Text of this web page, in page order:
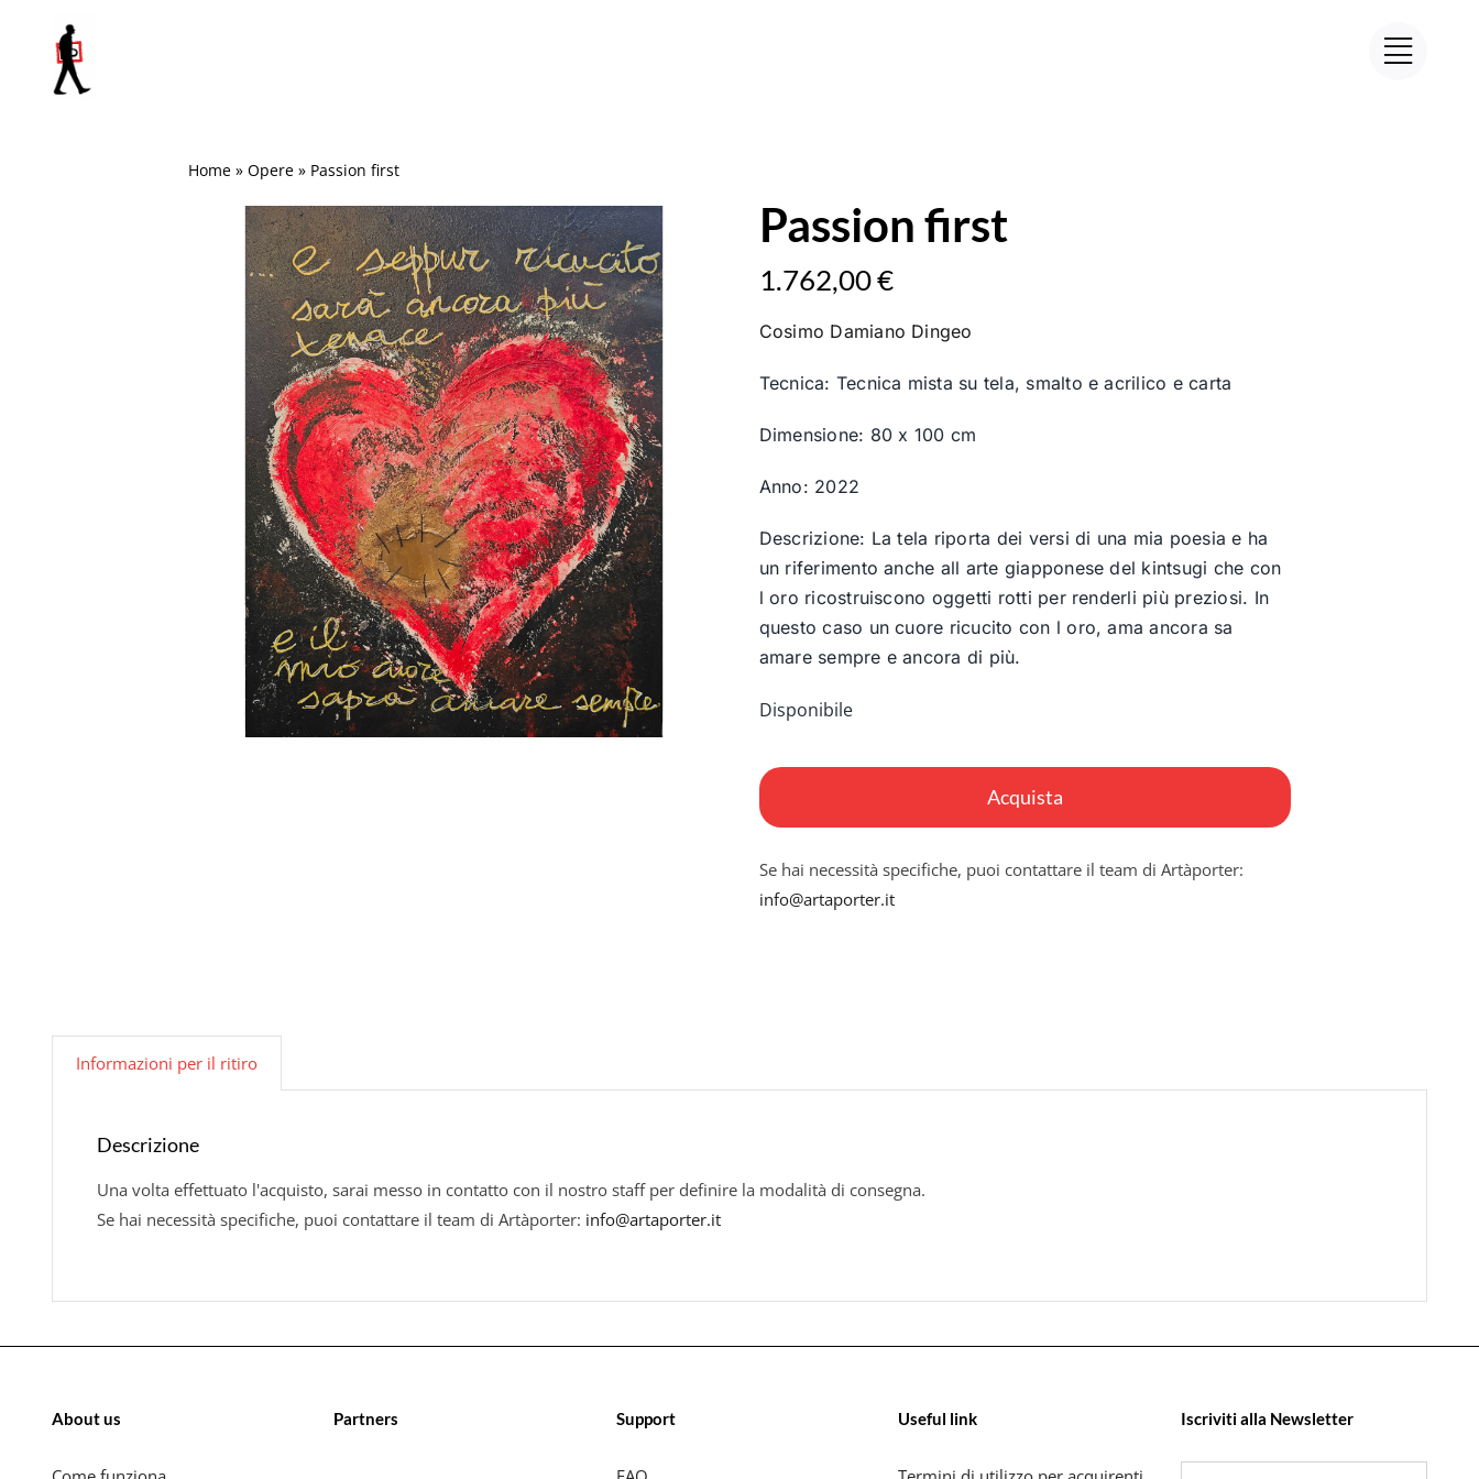
contenuto
Home »Opere » Passion first
Passion first
1.762,00€
Cosimo Damiano Dingeo
Tecnica: Tecnica mista su tela, smalto e acrilico e carta
Dimensione: 80 x 100 cm
Anno: 2022
Descrizione: La tela riporta dei versi di una mia poesia e ha
un riferimento anche all arte giapponese del kintsugi che con
l oro ricostruiscono oggetti rotti per renderli più preziosi. In
questo caso un cuore ricucito con l oro, ama ancora sa
amare sempre e ancora di più.
Disponibile
Acquista
Se hai necessità specifiche, puoi contattare il team di Artàporter:
info@artaporter.it
Informazioni per il ritiro
Descrizione
Una volta effettuato l'acquisto, sarai messo in contatto con il nostro staff per definire la modalità di consegna.
Se hai necessità specifiche, puoi contattare il team di Artàporter: info@artaporter.it
About us Partners Support Useful link Iscriviti alla Newsletter